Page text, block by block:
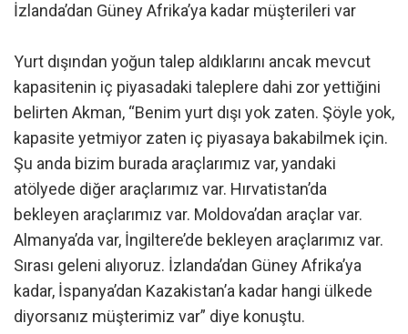
İzlanda’dan Güney Afrika’ya kadar müşterileri var
Yurt dışından yoğun talep aldıklarını ancak mevcut
kapasitenin iç piyasadaki taleplere dahi zor yettiğini
belirten Akman, “Benim yurt dışı yok zaten. Şöyle yok,
kapasite yetmiyor zaten iç piyasaya bakabilmek için.
Şu anda bizim burada araçlarımız var, yandaki
atölyede diğer araçlarımız var. Hırvatistan’da
bekleyen araçlarımız var. Moldova’dan araçlar var.
Almanya’da var, İngiltere’de bekleyen araçlarımız var.
Sırası geleni alıyoruz. İzlanda’dan Güney Afrika’ya
kadar, İspanya’dan Kazakistan’a kadar hangi ülkede
diyorsanız müşterimiz var” diye konuştu.